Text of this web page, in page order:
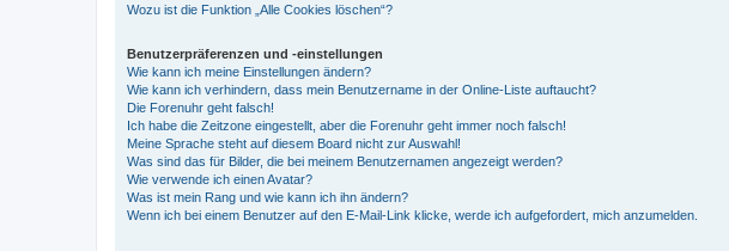
Wozu ist die Funktion „Alle Cookies löschen“?
Benutzerpräferenzen und -einstellungen
Wie kann ich meine Einstellungen ändern?
Wie kann ich verhindern, dass mein Benutzername in der Online-Liste auftaucht?
Die Forenuhr geht falsch!
Ich habe die Zeitzone eingestellt, aber die Forenuhr geht immer noch falsch!
Meine Sprache steht auf diesem Board nicht zur Auswahl!
Was sind das für Bilder, die bei meinem Benutzernamen angezeigt werden?
Wie verwende ich einen Avatar?
Was ist mein Rang und wie kann ich ihn ändern?
Wenn ich bei einem Benutzer auf den E-Mail-Link klicke, werde ich aufgefordert, mich anzumelden.